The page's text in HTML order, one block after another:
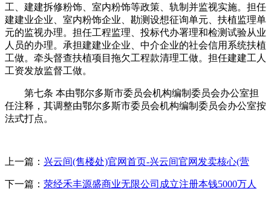
工、建建拆修粉饰、室内粉饰等政策、轨制并监视实施。担任
建建业企业、室内粉饰企业、勘测设想征询单元、扶植监理单
元的监视办理。担任工程监理、投标代办署理和检测试验从业
人员的办理。承担建建业企业、中介企业的社会信用系统扶植
工做。牵头督查扶植项目拖欠工程款清理工做。担任建建工人
工资发放监督工做。
第七条 本由鄂尔多斯市委员会机构编制委员会办公室担
任注释，其调整由鄂尔多斯市委员会机构编制委员会办公室按
法式打点。
上一篇： 兴云间(售楼处)官网首页-兴云间官网发卖核心(营
下一篇： 荥经禾丰源盛商业无限公司成立注册本钱5000万人